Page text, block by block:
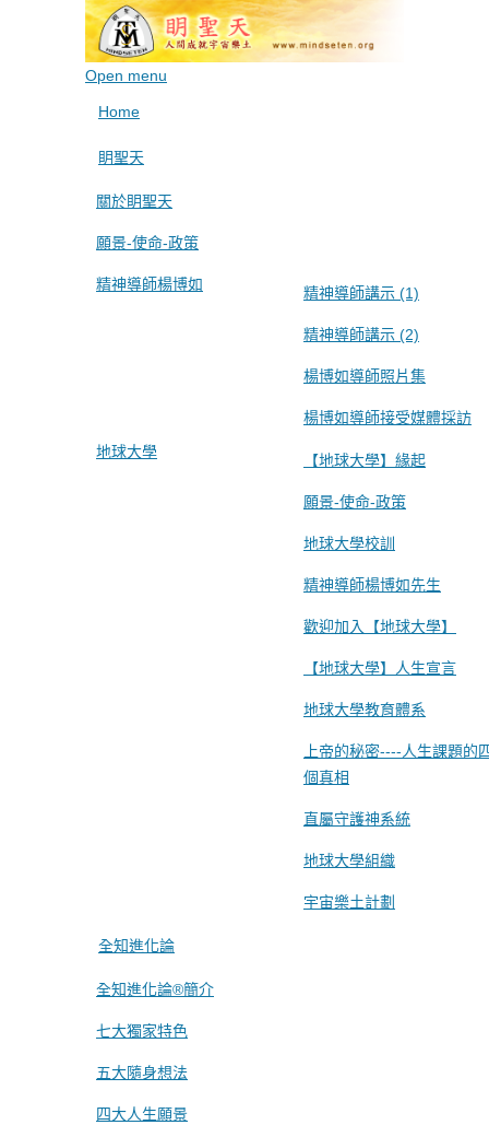
Open menu
Home
眀聖天
關於眀聖天
願景-使命-政策
精神導師楊博如 精神導師講示 (1)
精神導師講示 (2)
楊博如導師照片集
楊博如導師接受媒體採訪
地球大學
【地球大學】緣起
願景-使命-政策
地球大學校訓
精神導師楊博如先生
歡迎加入【地球大學】
【地球大學】人生宣言
地球大學教育體系
上帝的秘密----人生課題的
個真相
直屬守護神系統
地球大學組織
宇宙樂土計劃
全知進化論
全知進化論®簡介
七大獨家特色
五大隨身想法
四大人生願景